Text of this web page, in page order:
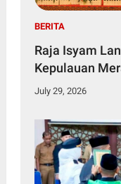
BERITA
Raja Isyam
Kepulauan
July 29, 2026